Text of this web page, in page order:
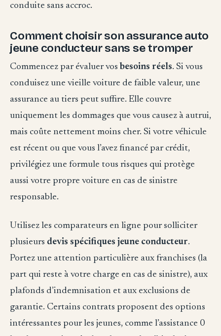
conduite sans accroc.
Comment choisir son assurance auto
jeune conducteur sans se tromper
Commencez par évaluer vos besoins réels. Si vous
conduisez une vieille voiture de faible valeur, une
assurance au tiers peut suffire. Elle couvre
uniquement les dommages que vous causez à autrui,
mais coûte nettement moins cher. Si votre véhicule
est récent ou que vous l’avez financé par crédit,
privilégiez une formule tous risques qui protège
aussi votre propre voiture en cas de sinistre
responsable.
Utilisez les comparateurs en ligne pour solliciter
plusieurs devis spécifiques jeune conducteur.
Portez une attention particulière aux franchises (la
part qui reste à votre charge en cas de sinistre), aux
plafonds d’indemnisation et aux exclusions de
garantie. Certains contrats proposent des options
intéressantes pour les jeunes, comme l’assistance 0